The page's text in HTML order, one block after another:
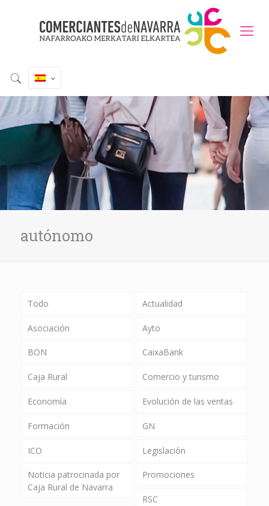
autónomo
Todo Actualidad
Asociación Ayto
BON CaixaBank
Caja Rural Comercio y turismo
Economía Evolución de las ventas
Formación GN
ICO Legislación
Noticia patrocinada por
Caja Rural de Navarra
Promociones
RSC